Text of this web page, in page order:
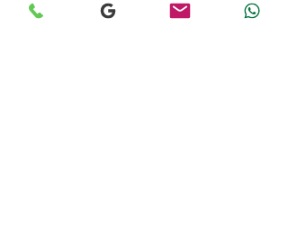
die verschiedenen Unterkünfte und Biwaks.
Vom Preis ausgeschlossen sind:
Alles, was in